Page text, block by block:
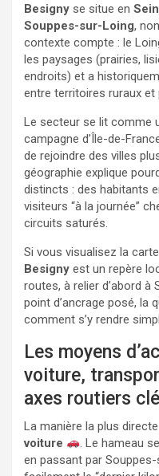
Besigny se situe en
Souppes-sur-Loing,
contexte compte : le
les paysages (prairies,
endroits) et a
entre territoires ruraux et
Le secteur se lit comme
campagne d’Île-de-
de rejoindre des villes
géographie explique
distincts : des habitants
visiteurs “à la journée”
circuits saturés.
Si vous visualisez la
Besigny est un repère
routes, à relier d’abord
point d’ancrage posé, la
comment s’y rendre
Les moyens
voiture,
axes routiers
La manière la plus directe
voiture
. Le hameau
en passant par